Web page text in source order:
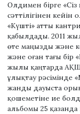
Олдимен бірге «Сіз
сәттілігінен кейін
«Күшті» атты
қабылдады. 2011
өте маңызды және
және оған тағы бір
жылы қаңтарда АҚШ
ұлықтау рәсімінде
жанды дауыста
қошеметіне ие
альбомы 25